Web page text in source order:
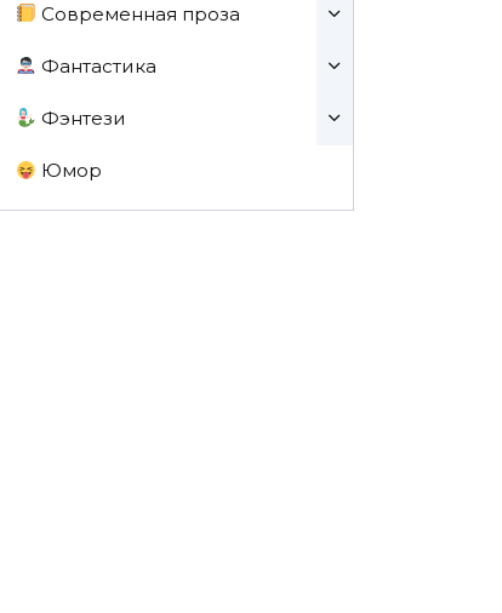
Современная проза
Фантастика
Фэнтези
Юмор